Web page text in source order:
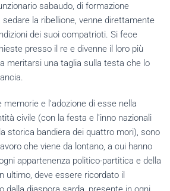
sabaudo, di formazione
la ribellione, venne direttamente
dei suoi compatrioti. Si fece
presso il re e divenne il loro più
meritarsi una taglia sulla testa che lo
e l'adozione di esse nella
civile (con la festa e l'inno nazionali
storica bandiera dei quattro mori), sono
che viene da lontano, a cui hanno
appartenenza politico-partitica e della
ultimo, deve essere ricordato il